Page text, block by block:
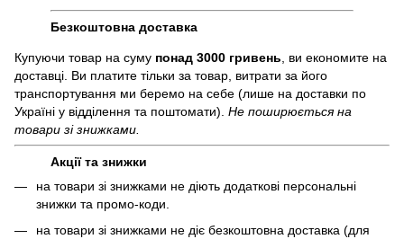
Безкоштовна доставка
Купуючи товар на суму понад 3000 гривень, ви економите на
доставці. Ви платите тільки за товар, витрати за його
транспортування ми беремо на себе (лише на доставки по
Україні у відділення та поштомати). Не поширюється на
товари зі знижками.
Акції та знижки
на товари зі знижками не діють додаткові персональні
знижки та промо-коди.
на товари зі знижками не діє безкоштовна доставка (для